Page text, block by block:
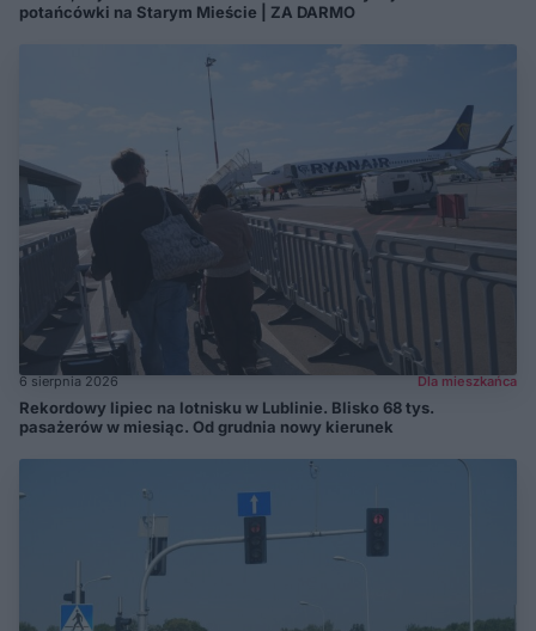
potańcówki na Starym Mieście | ZA DARMO
6 sierpnia 2026 Dla mieszkańca
Rekordowy lipiec na lotnisku w Lublinie. Blisko 68 tys.
pasażerów w miesiąc. Od grudnia nowy kierunek